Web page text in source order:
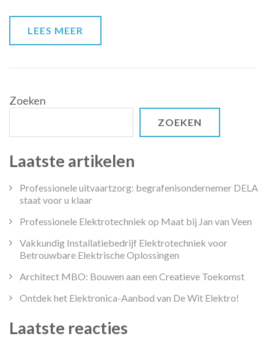
LEES MEER
Zoeken
ZOEKEN
Laatste artikelen
Professionele uitvaartzorg: begrafenisondernemer DELA
staat voor u klaar
Professionele Elektrotechniek op Maat bij Jan van Veen
Vakkundig Installatiebedrijf Elektrotechniek voor
Betrouwbare Elektrische Oplossingen
Architect MBO: Bouwen aan een Creatieve Toekomst
Ontdek het Elektronica-Aanbod van De Wit Elektro!
Laatste reacties